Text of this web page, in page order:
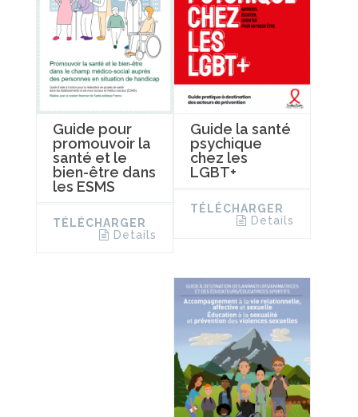
Guide pour
promouvoir la
santé et le
bien-être dans
les ESMS
TÉLÉCHARGER
Details
Guide la santé
psychique
chez les
LGBT+
TÉLÉCHARGER
Details